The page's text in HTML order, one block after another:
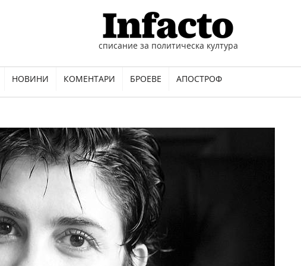
списание за политическа култура
НОВИНИ КОМЕНТАРИ БРОЕВЕ АПОСТРОФ